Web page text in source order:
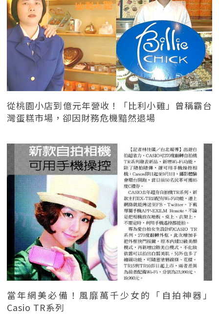
從桃園小店到億元年營收！「比利小雞」曾稱霸台
灣蛋糕市場，卻因財務危機黯然退場
當年網美必備！風靡萬千少女的「自拍神器」
Casio TR系列